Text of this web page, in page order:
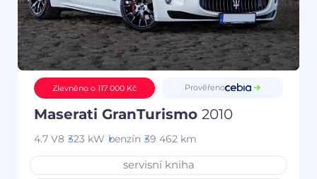
Zlevněno o 117 000 Kč Prověřeno
Maserati GranTurismo 2010
4.7 V8 323 kW benzín 39 462 km
servisní kniha